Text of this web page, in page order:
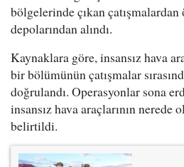
bölgelerinde çıkan
depolarından alındı.
Kaynaklara göre, insansız hava
bir bölümünün çatışmalar
doğrulandı. Operasyonlar sona
insansız hava araçlarının
belirtildi.